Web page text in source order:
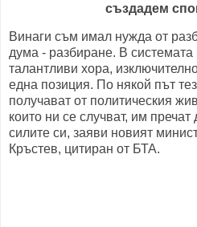
създадем
Винаги съм имал нужда от
дума - разбиране. В системата
талантливи хора,
една позиция. По някой път
получават от политическия
които ни се случват, им пречат
силите си, заяви новият
Кръстев, цитиран от БТА.